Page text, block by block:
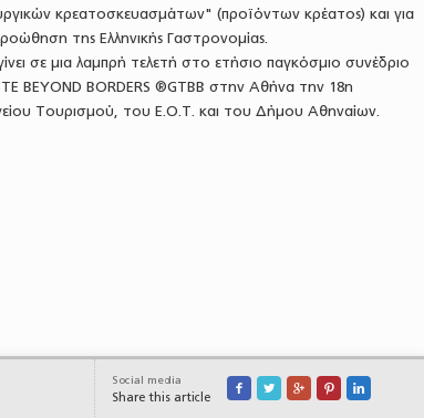
κρεατοσκευασμάτων" (προϊόντων κρέατος) και για
της Ελληνικής Γαστρονομίας.
σε μια λαμπρή τελετή στο ετήσιο παγκόσμιο συνέδριο
BEYOND BORDERS ®GTBB στην Αθήνα την 18η
Τουρισμού, του Ε.Ο.Τ. και του Δήμου Αθηναίων.
Social media
Share this article
    